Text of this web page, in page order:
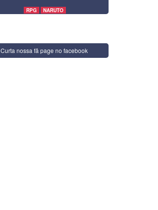
RPG NARUTO
Curta nossa fã page no facebook